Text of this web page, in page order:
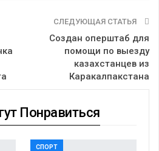
СЛЕДУЮЩАЯ СТАТЬЯ
Создан оперштаб для
помощи по выезду
казахстанцев из
Каракалпакстана
Понравиться
СПОРТ